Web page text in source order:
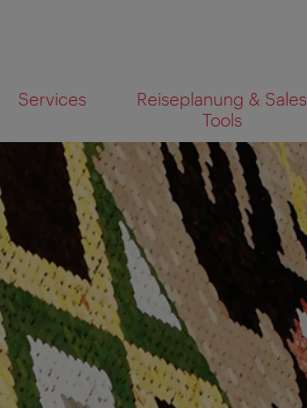
Services
Reiseplanung & Sales
Tools
Karte anzeigen SUCHEN